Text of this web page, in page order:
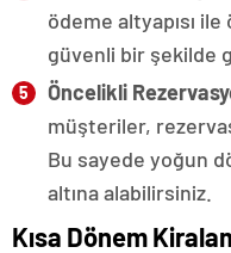
ödeme altyapısı
güvenli bir şekilde
Öncelikli
müşteriler,
Bu sayede yoğun
altına alabilirsiniz.
Kısa Dönem